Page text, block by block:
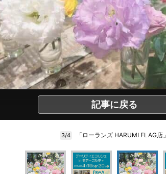
記事に戻る
3/4 「ローランズ HARUMI FLAG店」